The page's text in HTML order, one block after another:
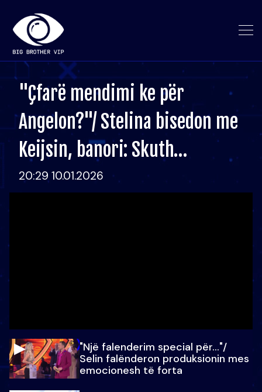
"Çfarë mendimi ke për
Angelon?"/ Stelina bisedon me
Keijsin, banori: Skuth…
20:29 10.01.2026
"Një falenderim special për…"/
Selin falënderon produksionin mes
emocionesh të forta